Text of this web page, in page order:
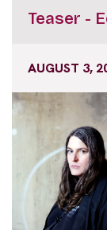
Teaser -
AUGUST 3,